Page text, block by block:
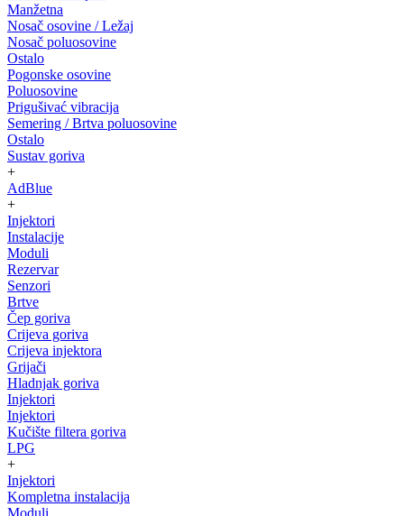
Manžetna
Nosač osovine / Ležaj
Nosač poluosovine
Ostalo
Pogonske osovine
Poluosovine
Prigušivać vibracija
Semering / Brtva poluosovine
Ostalo
Sustav goriva
+
AdBlue
+
Injektori
Instalacije
Moduli
Rezervar
Senzori
Brtve
Čep goriva
Crijeva goriva
Crijeva injektora
Grijači
Hladnjak goriva
Injektori
Injektori
Kučište filtera goriva
LPG
+
Injektori
Kompletna instalacija
Moduli